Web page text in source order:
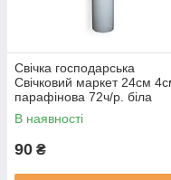
Свічка господарська
Свічковий маркет 24см
парафінова 72ч/р. біла
(678148769)
В наявності
90 ₴